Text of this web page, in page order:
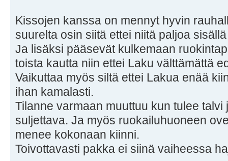
Kissojen kanssa on mennyt hyvin
suurelta osin siitä ettei niitä paljoa
Ja lisäksi pääsevät kulkemaan
toista kautta niin ettei Laku välttämättä
Vaikuttaa myös siltä ettei Lakua enää
ihan kamalasti.
Tilanne varmaan muuttuu kun tulee
suljettava. Ja myös ruokailuhuoneen
menee kokonaan kiinni.
Toivottavasti pakka ei siinä vaiheessa